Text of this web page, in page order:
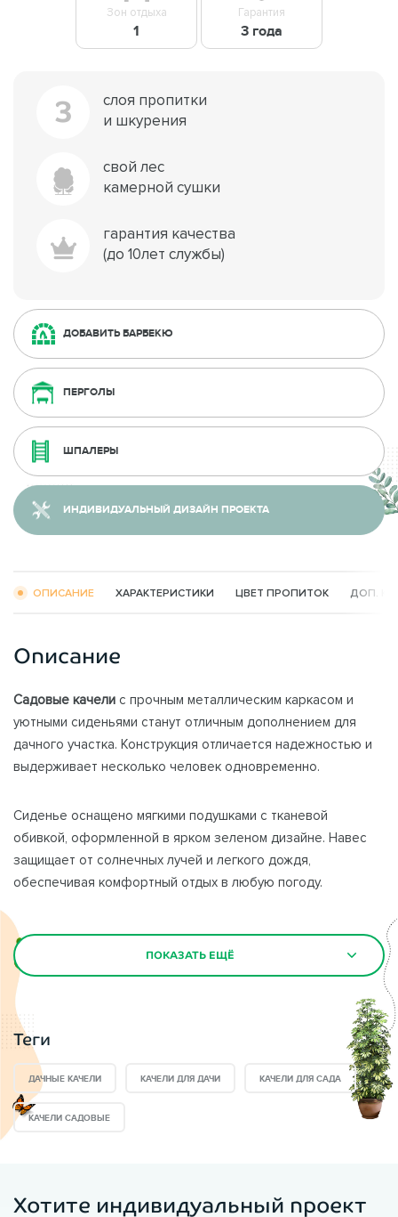
Зон отдыха
1
Гарантия
3 года
3
слоя пропитки
и шкурения
свой лес
камерной сушки
гарантия качества
(до 10лет службы)
ДОБАВИТЬ БАРБЕКЮ
ПЕРГОЛЫ
ШПАЛЕРЫ
ИНДИВИДУАЛЬНЫЙ ДИЗАЙН ПРОЕКТА
ОПИСАНИЕ ХАРАКТЕРИСТИКИ ЦВЕТ ПРОПИТОК ДОП.
Описание
Садовые качели с прочным металлическим каркасом и
уютными сиденьями станут отличным дополнением для
дачного участка. Конструкция отличается надежностью и
выдерживает несколько человек одновременно.
Сиденье оснащено мягкими подушками с тканевой
обивкой, оформленной в ярком зеленом дизайне. Навес
защищает от солнечных лучей и легкого дождя,
обеспечивая комфортный отдых в любую погоду.
Качели имеют плавный механизм раскачивания, создавая
атмосферу расслабления. Их стильный и практичный
дизайн гармонично вписывается в любой ландшафт, а
долговечные материалы обеспечивают долгий срок
службы. Это идеальное решение для отдыха на свежем
воздухе всей семьей.
Существует огромное количество способов украсить и
благоустроить участок, один из таких — установка
садовых
развлечений, так и для отдыха в одиночестве или
ПОКАЗАТЬ ЕЩЁ
Теги
ДАЧНЫЕ КАЧЕЛИ КАЧЕЛИ ДЛЯ ДАЧИ КАЧЕЛИ ДЛЯ САДА
КАЧЕЛИ САДОВЫЕ
Хотите индивидуальный проект